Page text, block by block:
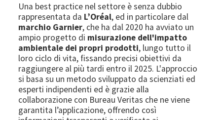
Una best practice nel settore è senza dubbio
rappresentata da L’Oréal, ed in particolare dal
marchio Garnier, che ha dal 2020 ha avviato un
ampio progetto di misurazione dell'impatto
ambientale dei propri prodotti, lungo tutto il
loro ciclo di vita, fissando precisi obiettivi da
raggiungere al più tardi entro il 2025. L'approccio
si basa su un metodo sviluppato da scienziati ed
esperti indipendenti ed è grazie alla
collaborazione con Bureau Veritas che ne viene
garantita l’applicazione, offrendo così